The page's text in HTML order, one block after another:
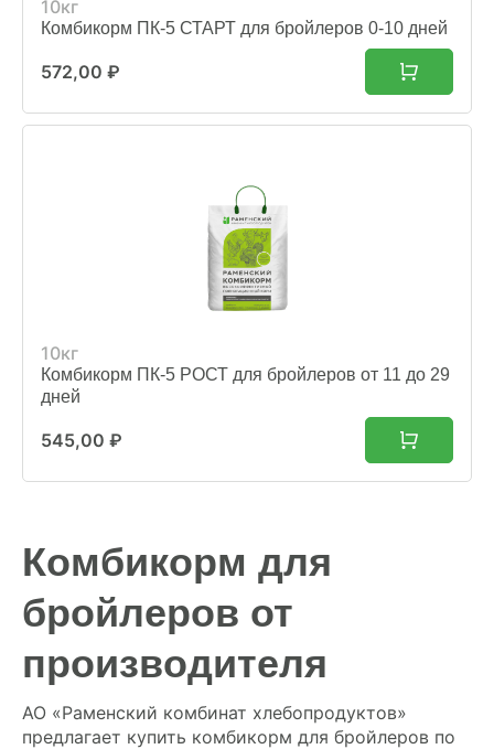
10кг
Комбикорм ПК-5 СТАРТ для бройлеров 0-10 дней
572,00 ₽
10кг
Комбикорм ПК-5 РОСТ для бройлеров от 11 до 29
дней
545,00 ₽
Комбикорм для
бройлеров от
производителя
АО «Раменский комбинат хлебопродуктов»
предлагает купить комбикорм для бройлеров по